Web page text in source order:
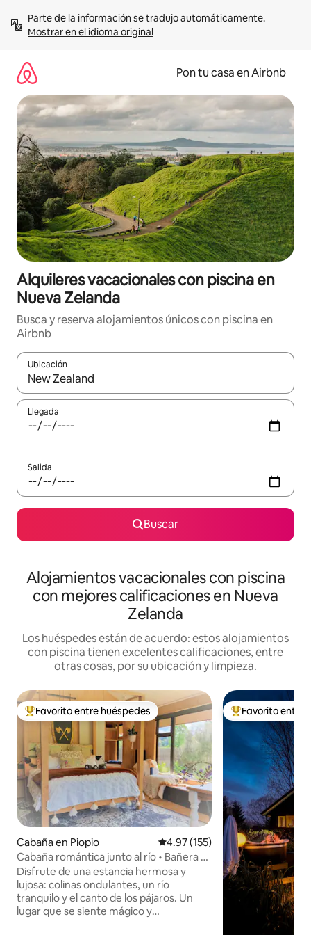
contenidoMostrar en el idioma original
Pon tu casa en Airbnb
Alquileres vacacionales con piscina en
Nueva Zelanda
Busca y reserva alojamientos únicos con piscina en
Airbnb
Ubicación
Cuando los resultados estén disponibles, navega con las
Llegada
Salida
Buscar
Alojamientos vacacionales con piscina
con mejores calificaciones en Nueva
Zelanda
Los huéspedes están de acuerdo: estos alojamientos
con piscina tienen excelentes calificaciones, entre
otras cosas, por su ubicación y limpieza.
Favorito entre huéspedes preferido
Favorito entre huéspedes
Cabaña en Piopio Calificación promedio: 4.97 de
4.97 (155)
Cabaña romántica junto al río • Bañera al
aire libre • Waitomo
Disfrute de una estancia hermosa y
lujosa: colinas ondulantes, un río
tranquilo y el canto de los pájaros. Un
lugar que se siente mágico y
Favorito entre
Favorito entre